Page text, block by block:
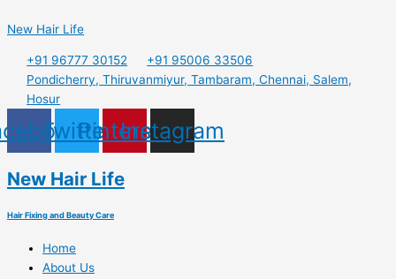
to
New Hair Life
+91 96777 30152
+91 95006 33506
Pondicherry, Thiruvanmiyur, Tambaram, Chennai, Salem,
Hosur
TwitterPinterest
Instagram
New Hair Life
Hair Fixing and Beauty Care
Home
About Us